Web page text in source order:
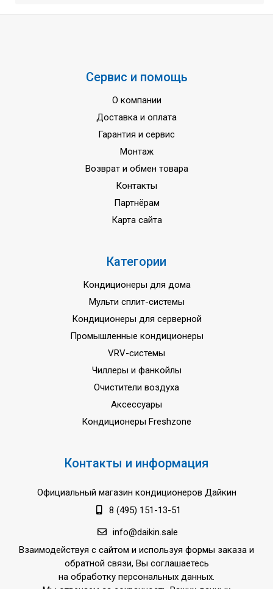
Минимальная рабочая
температура на охлаждение
Минимальная рабочая
температура на обогрев
Коэффициент SEER (сезонный,
Коэффициент SCOP (сезонный,
Максимальная длинна
Диаметр труб (жидкость / газ)
Напряжение питания
220 вольт
Сервис и помощь
О компании
Доставка и оплата
Гарантия и сервис
Монтаж
Возврат и обмен товара
Контакты
Партнёрам
Карта сайта
Категории
Кондиционеры для дома
Мульти сплит-системы
Кондиционеры для серверной
Промышленные кондиционеры
VRV-системы
Чиллеры и фанкойлы
Очистители воздуха
Аксессуары
Кондиционеры Freshzone
Контакты и информация
Официальный магазин кондиционеров Дайкин
8 (495) 151-13-51
info@daikin.sale
Взаимодействуя с сайтом и используя формы заказа и
обратной связи, Вы соглашаетесь
на обработку персональных данных.